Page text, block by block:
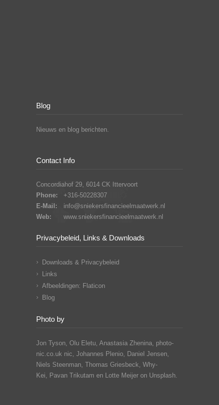
Blog
Nieuws en blog berichten.
Contact Info
Concordiahof 29, 6014 CK Ittervoort
Phone:
+316-50228307
E-Mail:
info@sniekersfinancieelmaatwerk.nl
Web:
www.sniekersfinancieelmaatwerk.nl
Privacybeleid, Links & Downloads
Downloads & Privacybeleid
Links
Afbeeldingen: Flaticon
Blog
Photo by
Jon Tyson, Olu Eletu, Anastasia Zhenina, photo-
nic.co.uk nic, Johannes Plenio, Daniel Jensen,
Niels Steenman, Thomas Griesbeck, Why-
Kei, Pavan Trikutam en Lotte Meijer on Unsplash.